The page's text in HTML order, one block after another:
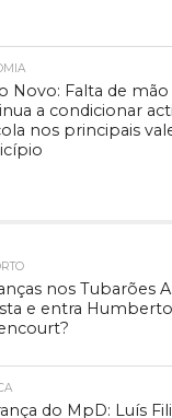
Novo: Falta de mão
a condicionar
nos principais
nos Tubarões
e entra Humberto
do MpD: Luís